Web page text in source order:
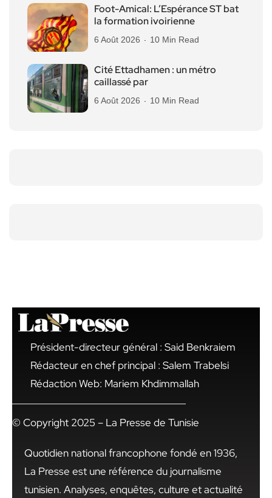
Foot-Amical: L’Espérance ST bat
la formation ivoirienne
6 Août 2026 10 Min Read
Cité Ettadhamen : un métro
caillassé par
6 Août 2026 10 Min Read
Président-directeur général : Said Benkraiem
Rédacteur en chef principal : Salem Trabelsi
Rédaction Web: Mariem Khdimmallah
© Copyright 2025 – La Presse de Tunisie
Quotidien national francophone fondé en 1936,
La Presse est une référence du journalisme
tunisien. Analyses, enquêtes, culture et actualité